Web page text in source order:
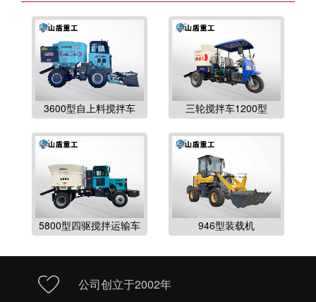
3600型自上料搅拌车 三轮搅拌车1200型
5800型四驱搅拌运输车 946型装载机
公司创立于2002年